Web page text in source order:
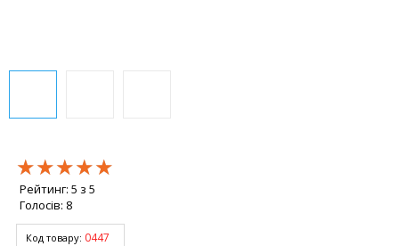
★★★★★
★★★★★
★★★★★
Рейтинг: 5 з 5
Голосів: 8
Код товару: 0447